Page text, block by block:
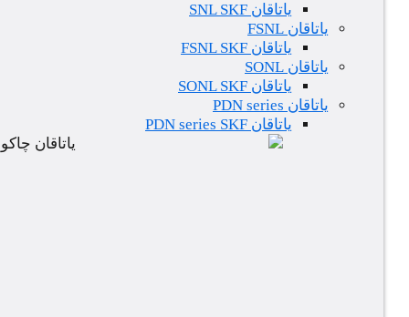
یاتاقان SNL SKF
یاتاقان FSNL
یاتاقان FSNL SKF
یاتاقان SONL
یاتاقان SONL SKF
یاتاقان PDN series
یاتاقان PDN series SKF